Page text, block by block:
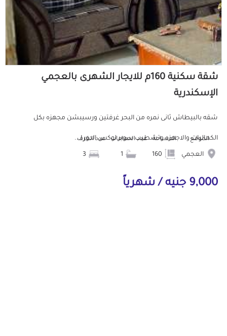
شقة سكنية 160م للايجار الشهرى بالعجمي
الإسكندرية
شقه بالبيطاش ثانى نمره من البحر غرفتين ورسيبشن مجهزه بكل
الكماليات والاجهزه وتشطيب سوبر لوكس الدور ا...
الموقع
العجمي
المساحة عدد الحمامات عدد الغرف
9,000 جنيه / شهرياً